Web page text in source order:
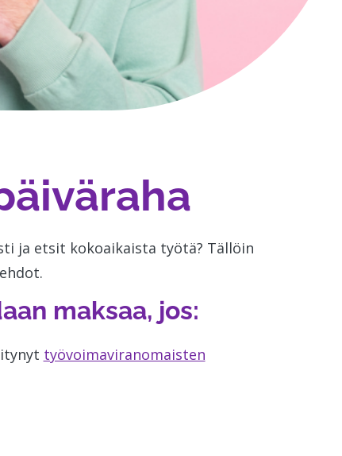
ja etsit kokoaikaista työtä? Tällöin
maksaa, jos:
työvoimaviranomaisten